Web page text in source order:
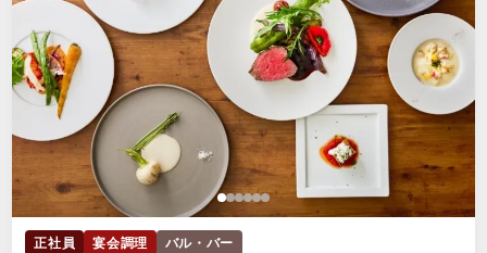
正社員 宴会調理 バル・バー